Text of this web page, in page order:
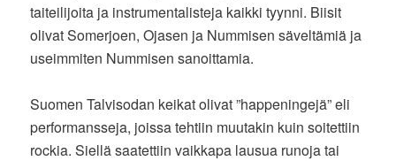
taiteilijoita ja instrumentalisteja kaikki tyynni. Biisit
olivat Somerjoen, Ojasen ja Nummisen säveltämiä ja
useimmiten Nummisen sanoittamia.
Suomen Talvisodan keikat olivat ”happeningejä” eli
performansseja, joissa tehtiin muutakin kuin soitettiin
rockia. Siellä saatettiin vaikkapa lausua runoja tai